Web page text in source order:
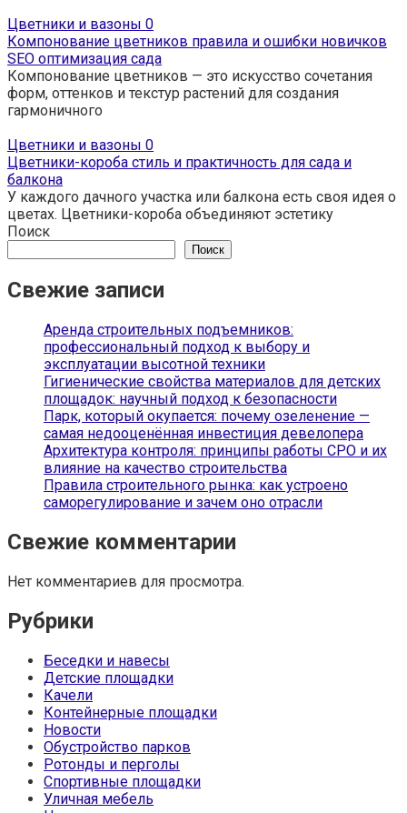
Цветники и вазоны 0
Компонование цветников правила и ошибки новичков
SEO оптимизация сада
Компонование цветников — это искусство сочетания
форм, оттенков и текстур растений для создания
гармоничного
Цветники и вазоны 0
Цветники-короба стиль и практичность для сада и
балкона
У каждого дачного участка или балкона есть своя идея о
цветах. Цветники-короба объединяют эстетику
Поиск
Поиск
Свежие записи
Аренда строительных подъемников:
профессиональный подход к выбору и
эксплуатации высотной техники
Гигиенические свойства материалов для детских
площадок: научный подход к безопасности
Парк, который окупается: почему озеленение —
самая недооценённая инвестиция девелопера
Архитектура контроля: принципы работы СРО и их
влияние на качество строительства
Правила строительного рынка: как устроено
саморегулирование и зачем оно отрасли
Свежие комментарии
Нет комментариев для просмотра.
Рубрики
Беседки и навесы
Детские площадки
Качели
Контейнерные площадки
Новости
Обустройство парков
Ротонды и перголы
Спортивные площадки
Уличная мебель